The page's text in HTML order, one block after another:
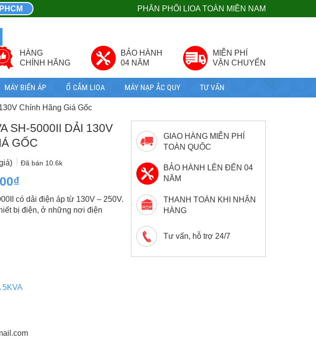
PHÂN PHỐI LIOA TOÀN MIỀN NAM
HÀNG
CHÍNH HÃNG
BẢO HÀNH
04 NĂM
MIỄN PHÍ
VẬN CHUYỂN
MÁY BIẾN ÁP Ổ CẮM LIOA MÁY NẠP ẮC QUY TƯ VẤN
Chính Hãng Giá Gốc
SH-5000II DẢI 130V
GỐC
Đã bán 10.6k
₫Giá
hiện
tại
có dải điện áp từ 130V – 250V.
bị điện, ở những nơi điện
5KVA
GIAO HÀNG MIỄN PHÍ
TOÀN QUỐC
BẢO HÀNH LÊN ĐẾN 04
NĂM
THANH TOÁN KHI NHẬN
HÀNG
Tư vấn, hỗ trợ 24/7